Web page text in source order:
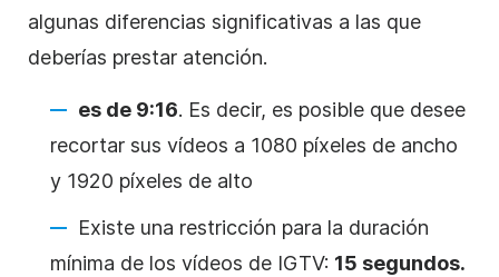
algunas diferencias significativas a las que
deberías prestar atención.
es de 9:16. Es decir, es posible que desee
recortar sus vídeos a 1080 píxeles de ancho
y 1920 píxeles de alto
Existe una restricción para la duración
mínima de los vídeos de IGTV: 15 segundos.